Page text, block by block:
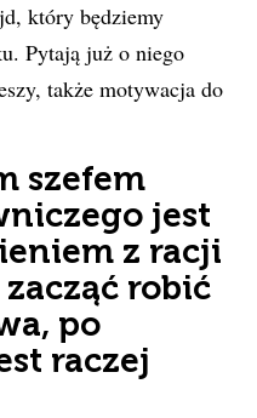
który będziemy
Pytają już o niego
także motywacja do
szefem
jest
z racji
robić
po
raczej